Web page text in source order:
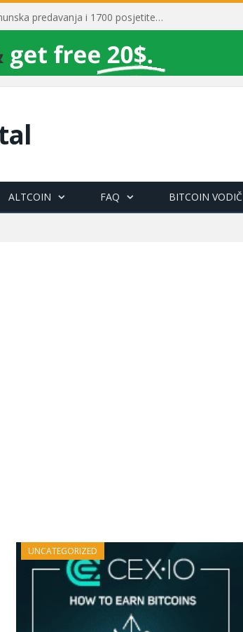
Toni Milun postao “milijarder”! Vrhunska predavanja i 1700 posjetitelja obilježili su mjesec financijske pismenosti
ALTCOIN FAQ BITCOIN VODIČ
UNCATEGORIZED